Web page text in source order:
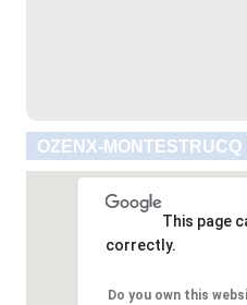
OZENX-
This page
correctly.
Do you own this